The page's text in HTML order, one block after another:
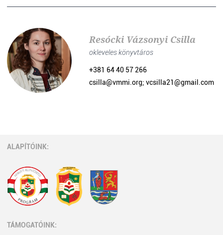
Resócki Vázsonyi Csilla
okleveles könyvtáros
+381 64 40 57 266
csilla@vmmi.org; vcsilla21@gmail.com
ALAPÍTÓINK:
TÁMOGATÓINK: